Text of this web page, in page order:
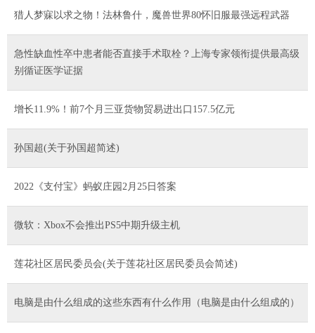
猎人梦寐以求之物！法林鲁什，魔兽世界80怀旧服最强远程武器
急性缺血性卒中患者能否直接手术取栓？上海专家领衔提供最高级
别循证医学证据
增长11.9%！前7个月三亚货物贸易进出口157.5亿元
孙国超(关于孙国超简述)
2022《支付宝》蚂蚁庄园2月25日答案
微软：Xbox不会推出PS5中期升级主机
莲花社区居民委员会(关于莲花社区居民委员会简述)
电脑是由什么组成的这些东西有什么作用（电脑是由什么组成的）